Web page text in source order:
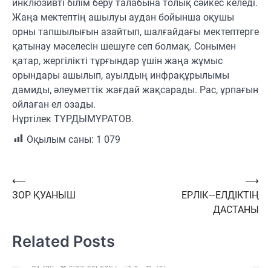
инклюзивті білім беру талабына толық сәйкес келеді.
Жаңа мектептің ашылуы аудан бойынша оқушы
орны тапшылығын азайтып, шалғайдағы мектептерге
қатынау мәселесін шешуге сеп болмақ. Сонымен
қатар, жергілікті тұрғындар үшін жаңа жұмыс
орындары ашылып, ауылдың инфрақұрылымы
дамиды, әлеуметтік жағдай жақсарады. Рас, ұрпағын
ойлаған ел озады.
Нұртілек ТҰРДЫМҰРАТОВ.
Оқылым саны: 1 079
Навигация
по
⟵
ЗОР ҚУАНЫШ
ЕРЛІК—ЕЛДІКТІҢ
ДАСТАНЫ
⟶
Related Posts